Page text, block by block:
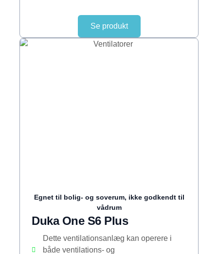
Se produkt
Egnet til bolig- og soverum, ikke godkendt til
vådrum
Duka One S6 Plus
Dette ventilationsanlæg kan operere i
både ventilations- og